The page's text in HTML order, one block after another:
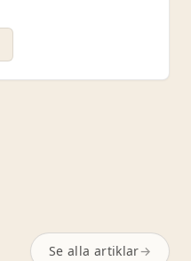
Se alla artiklar→